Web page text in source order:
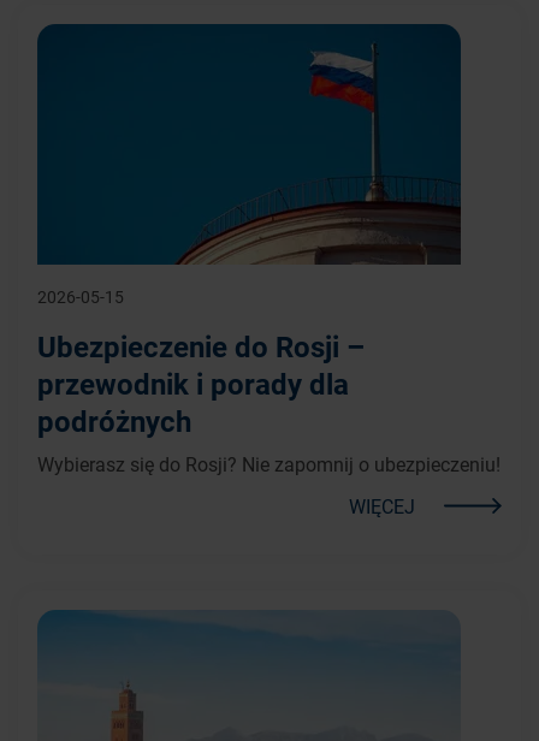
2026-05-15
Ubezpieczenie do Rosji –
przewodnik i porady dla
podróżnych
Wybierasz się do Rosji? Nie zapomnij o ubezpieczeniu!
WIĘCEJ